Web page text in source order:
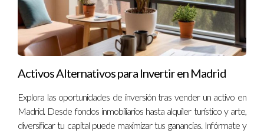
modelo 130 para el IRPF. Para alquileres de larga duración,
presenta el modelo 100 anualmente.
¿Puedo deducir gastos relacionados con mi
y otros costos necesarios para mantener la propiedad en
condiciones adecuadas.
Activos Alternativos para Invertir en Madrid
Explora las oportunidades de inversión tras vender un activo en
Madrid. Desde fondos inmobiliarios hasta alquiler turístico y arte,
diversificar tu capital puede maximizar tus ganancias. Infórmate y